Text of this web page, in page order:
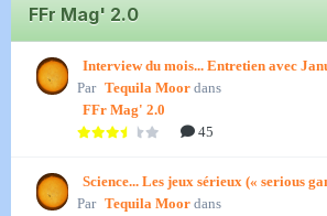
FFr Mag' 2.0
Interview du mois... Entretien avec
Par Tequila Moor dans
FFr Mag' 2.0
45
Science... Les jeux sérieux (« serious
Par Tequila Moor dans